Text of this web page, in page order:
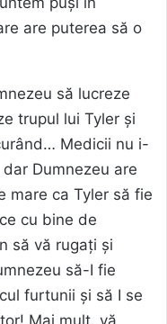
are puterea să o
să lucreze
trupul lui Tyler și
Medicii nu i-
Dumnezeu are
mare ca Tyler să fie
cu bine de
să vă rugați și
să-I fie
furtunii și să I se
Mai mult, vă